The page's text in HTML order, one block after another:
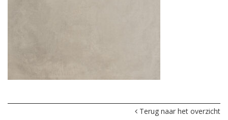
Terug naar het overzicht